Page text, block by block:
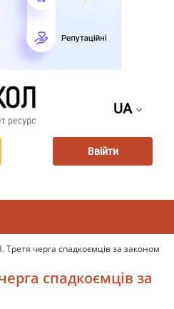
UA
Ввійти
Третя черга спадкоємців за законом
спадкоємців за